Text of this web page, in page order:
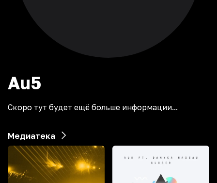
Au5
Скоро тут будет ещё больше информации...
Медиатека